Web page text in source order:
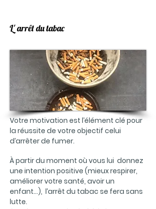
L' arrêt du tabac
Votre motivation est l’élément clé pour
la réussite de votre objectif celui
d’arrêter de fumer.
À partir du moment où vous lui donnez
une intention positive (mieux respirer,
améliorer votre santé, avoir un
enfant…), l’arrêt du tabac se fera sans
lutte.